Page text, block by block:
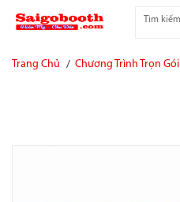
Trang Chủ Chương Trình Trọn Gói